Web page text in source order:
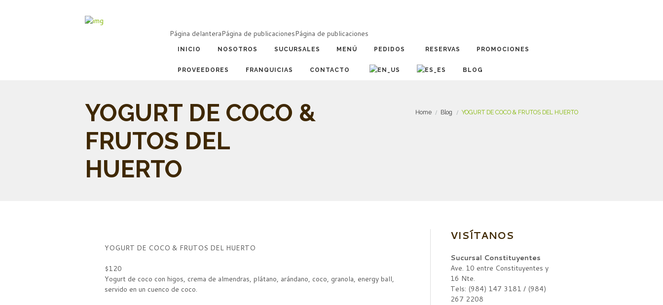
Página delanteraPágina de publicacionesPágina de publicaciones
INICIO NOSOTROS SUCURSALES MENÚ PEDIDOS RESERVAS PROMOCIONES
PROVEEDORES FRANQUICIAS CONTACTO BLOG
YOGURT DE COCO &
FRUTOS DEL
HUERTO
Home Blog YOGURT DE COCO & FRUTOS DEL HUERTO
YOGURT DE COCO & FRUTOS DEL HUERTO
$120
Yogurt de coco con higos, crema de almendras, plátano, arándano, coco, granola, energy ball,
servido en un cuenco de coco.
VISÍTANOS
Sucursal Constituyentes
Ave. 10 entre Constituyentes y
16 Nte.
Tels: (984) 147 3181 / (984)
267 2208